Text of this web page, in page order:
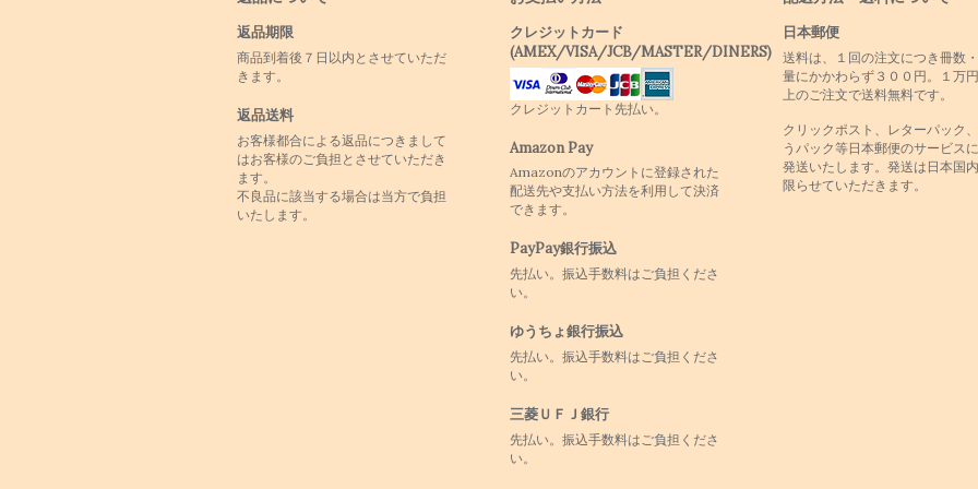
返品期限
商品到着後７日以内とさせていただ
きます。
返品送料
お客様都合による返品につきまして
はお客様のご負担とさせていただき
ます。
不良品に該当する場合は当方で負担
いたします。
クレジットカード
(AMEX/VISA/JCB/MASTER/DINERS)
クレジットカート先払い。
Amazon Pay
Amazonのアカウントに登録された
配送先や支払い方法を利用して決済
できます。
PayPay銀行振込
先払い。振込手数料はご負担くださ
い。
ゆうちょ銀行振込
先払い。振込手数料はご負担くださ
い。
三菱ＵＦＪ銀行
先払い。振込手数料はご負担くださ
い。
日本郵便
送料は、１回の注文につき冊数
量にかかわらず３００円。１万
上のご注文で送料無料です。
クリックポスト、レターパック
うパック等日本郵便のサービス
発送いたします。発送は日本国
限らせていただきます。